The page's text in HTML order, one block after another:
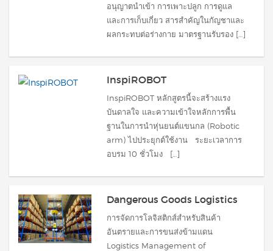
อนุญาตนำเข้า การเพาะปลูก การดูแล
และการเก็บเกี่ยว สารสำคัญในกัญชาและ
ผลกระทบต่อร่างกาย มาตรฐานรับรอง […]
InspiROBOT
InspiROBOT หลักสูตรนี้จะสร้างแรง
บันดาลใจ และความเข้าใจหลักการพื้น
ฐานในการนำหุ่นยนต์แขนกล (Robotic
arm) ไปประยุกต์ใช้งาน ระยะเวลาการ
อบรม 10 ชั่วโมง […]
Dangerous Goods Logistics
การจัดการโลจิสติกส์สำหรับสินค้า
อันตรายและการขนส่งข้ามแดน
Logistics Management of